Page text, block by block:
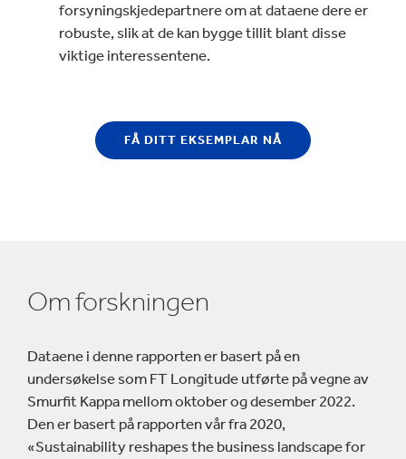
forsyningskjedepartnere om at dataene dere er
robuste, slik at de kan bygge tillit blant disse
viktige interessentene.
FÅ DITT EKSEMPLAR NÅ
Om forskningen
Dataene i denne rapporten er basert på en
undersøkelse som FT Longitude utførte på vegne av
Smurfit Kappa mellom oktober og desember 2022.
Den er basert på rapporten vår fra 2020,
«Sustainability reshapes the business landscape for